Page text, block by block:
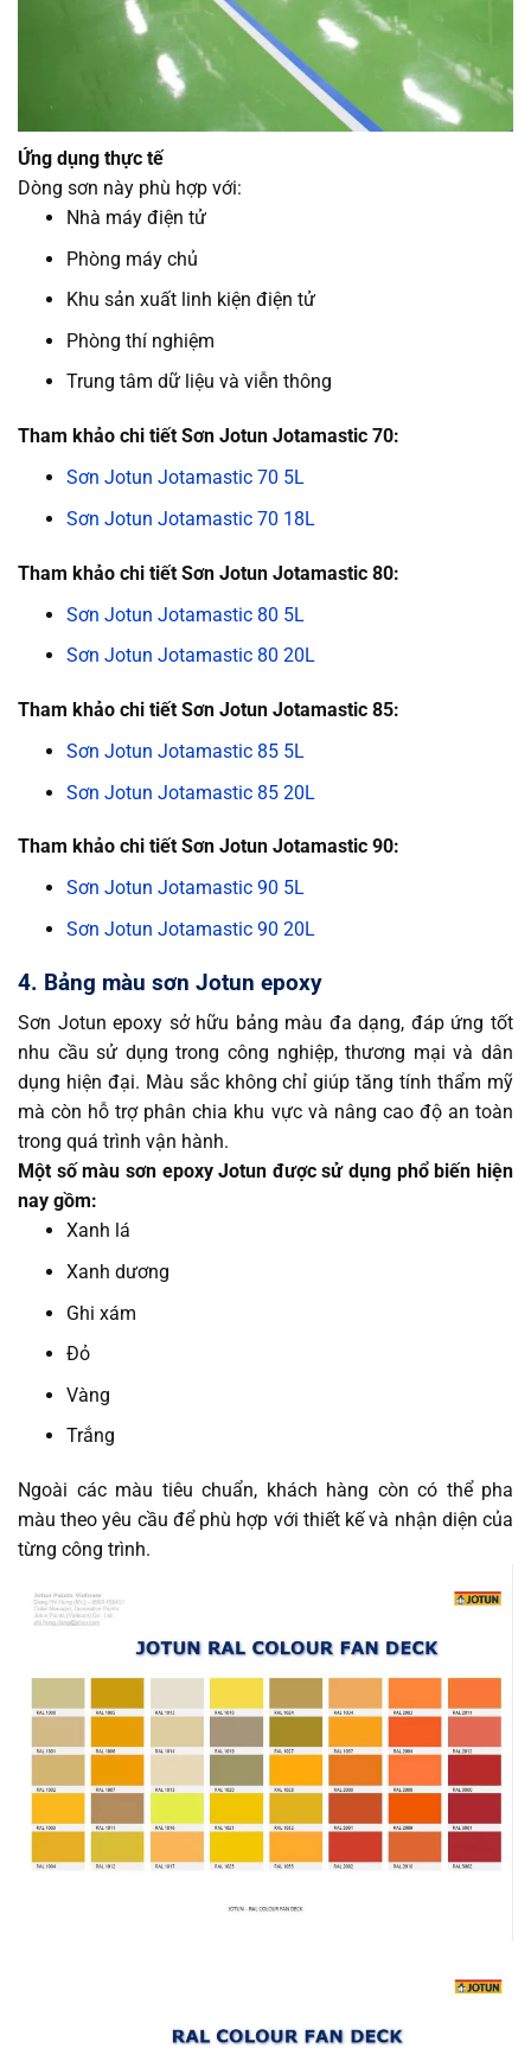
Ứng dụng thực tế
Dòng sơn này phù hợp với:
Nhà máy điện tử
Phòng máy chủ
Khu sản xuất linh kiện điện tử
Phòng thí nghiệm
Trung tâm dữ liệu và viễn thông
Tham khảo chi tiết Sơn Jotun Jotamastic 70:
Sơn Jotun Jotamastic 70 5L
Sơn Jotun Jotamastic 70 18L
Tham khảo chi tiết Sơn Jotun Jotamastic 80:
Sơn Jotun Jotamastic 80 5L
Sơn Jotun Jotamastic 80 20L
Tham khảo chi tiết Sơn Jotun Jotamastic 85:
Sơn Jotun Jotamastic 85 5L
Sơn Jotun Jotamastic 85 20L
Tham khảo chi tiết Sơn Jotun Jotamastic 90:
Sơn Jotun Jotamastic 90 5L
Sơn Jotun Jotamastic 90 20L
4. Bảng màu sơn Jotun epoxy
Sơn Jotun epoxy sở hữu bảng màu đa dạng, đáp ứng tốt
nhu cầu sử dụng trong công nghiệp, thương mại và dân
dụng hiện đại. Màu sắc không chỉ giúp tăng tính thẩm mỹ
mà còn hỗ trợ phân chia khu vực và nâng cao độ an toàn
trong quá trình vận hành.
Một số màu sơn epoxy Jotun được sử dụng phổ biến hiện
nay gồm:
Xanh lá
Xanh dương
Ghi xám
Đỏ
Vàng
Trắng
Ngoài các màu tiêu chuẩn, khách hàng còn có thể pha
màu theo yêu cầu để phù hợp với thiết kế và nhận diện của
từng công trình.